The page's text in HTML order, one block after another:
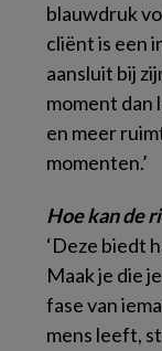
blauwdruk
cliënt is een
aansluit bij
moment dan
en meer
momenten.’
Hoe kan de
‘Deze biedt
Maak je die
fase van
mens leeft,